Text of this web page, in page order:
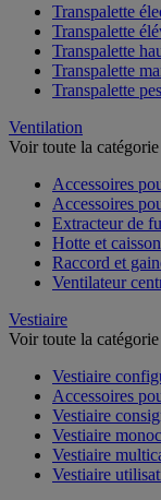
Transpalette
Transpalette
Transpalette
Transpalette
Transpalette
Ventilation
Voir toute la catégorie
Accessoires
Accessoires
Extracteur de
Hotte et
Raccord et
Ventilateur
Vestiaire
Voir toute la catégorie
Vestiaire
Accessoires
Vestiaire
Vestiaire
Vestiaire
Vestiaire